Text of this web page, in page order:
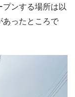
プンする場所は以
あったところで